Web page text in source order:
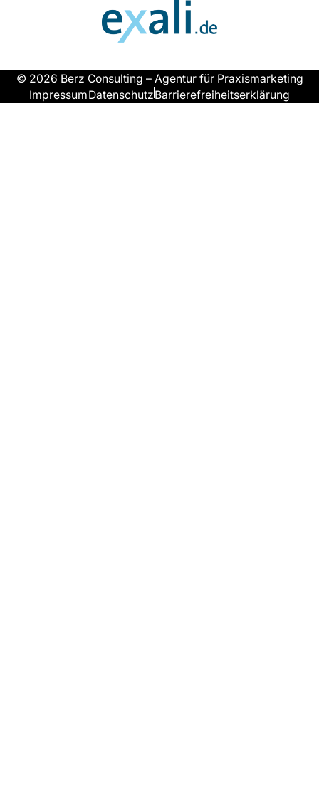
© 2026 Berz Consulting – Agentur für Praxismarketing
ImpressumDatenschutzBarrierefreiheitserklärung